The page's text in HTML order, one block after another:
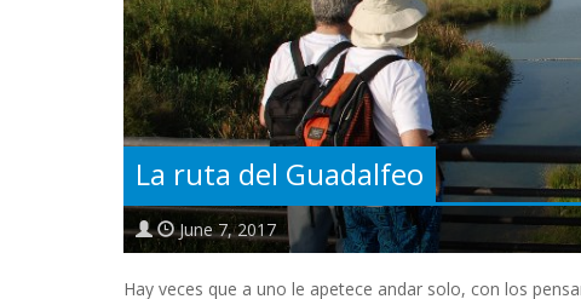
La ruta del Guadalfeo
June 7, 2017
Hay veces que a uno le apetece andar solo, con los